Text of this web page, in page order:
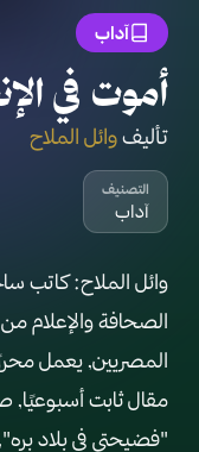
آداب
أموت في
تأليفوائل الملاح
التصنيف
آداب
وائل الملاح: كاتب
الصحافة والإعلام
المصريين, يعمل
مقال ثابت أسبوعيًا,
"فضيحتي في بلاد